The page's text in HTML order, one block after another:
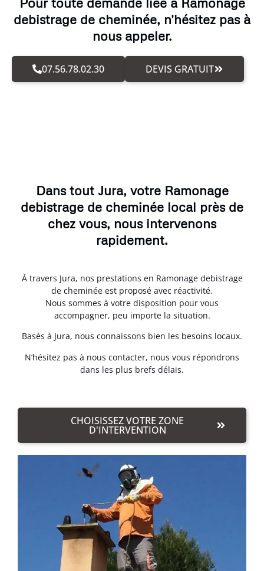
debistrage de cheminée, n'hésitez pas à
nous appeler.
07.56.78.02.30 DEVIS GRATUIT
Dans tout Jura, votre Ramonage
debistrage de cheminée local près de
chez vous, nous intervenons
rapidement.
À travers Jura, nos prestations en Ramonage debistrage
de cheminée est proposé avec réactivité.
Nous sommes à votre disposition pour vous
accompagner, peu importe la situation.
Basés à Jura, nous connaissons bien les besoins locaux.
N’hésitez pas à nous contacter, nous vous répondrons
dans les plus brefs délais.
CHOISISSEZ VOTRE ZONE
D'INTERVENTION